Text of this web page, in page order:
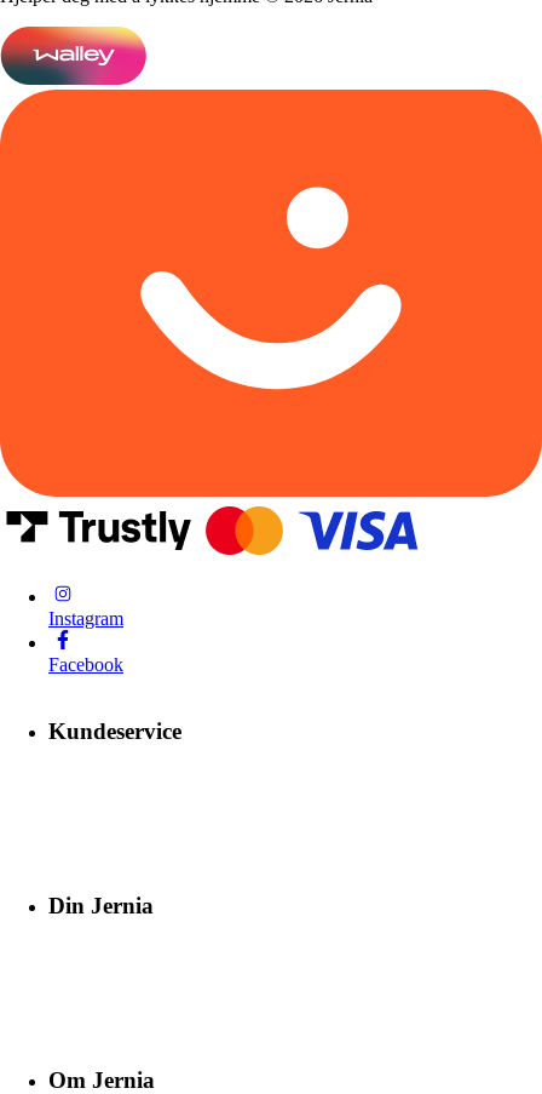
Instagram
Facebook
Kundeservice
Din Jernia
Om Jernia